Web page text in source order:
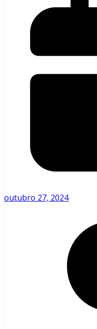
outubro 27, 2024